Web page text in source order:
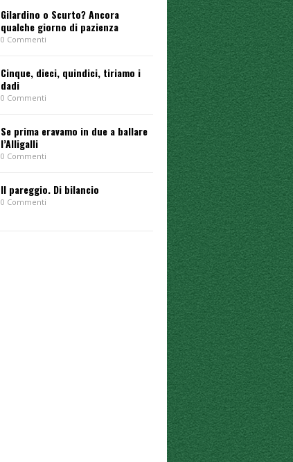
Gilardino o Scurto? Ancora
qualche giorno di pazienza
0 Commenti
Cinque, dieci, quindici, tiriamo i
dadi
0 Commenti
Se prima eravamo in due a ballare
l’Alligalli
0 Commenti
Il pareggio. Di bilancio
0 Commenti